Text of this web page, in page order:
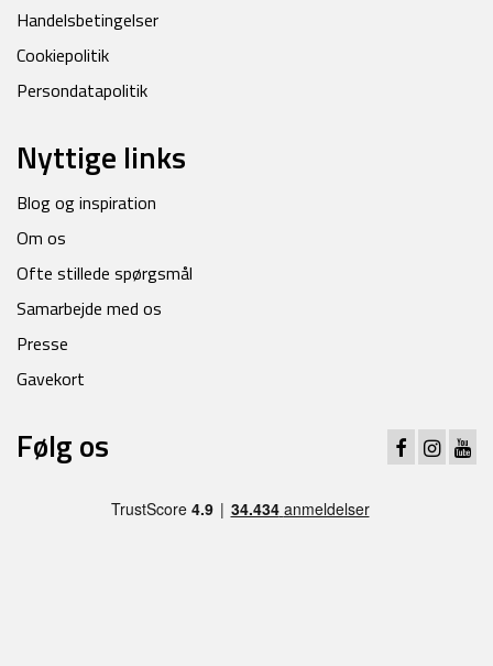
Handelsbetingelser
Cookiepolitik
Persondatapolitik
Nyttige links
Blog og inspiration
Om os
Ofte stillede spørgsmål
Samarbejde med os
Presse
Gavekort
Følg os